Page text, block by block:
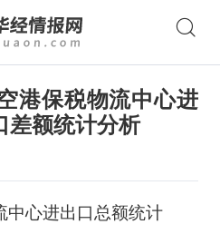
港保税物流中心进
差额统计分析
中心进出口总额统计